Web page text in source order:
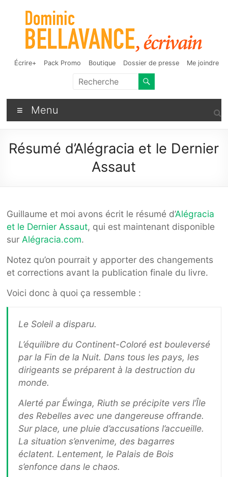
contenu
Dominic Bellavance,
écrivain
Auteur de fantasy, d'humour et d'autres bizarreries
Écrire+ Pack Promo Boutique Dossier de presse Me joindre
Menu
Résumé d’Alégracia et le Dernier
Assaut
Guillaume et moi avons écrit le résumé d’Alégracia
et le Dernier Assaut, qui est maintenant disponible
sur Alégracia.com.
Notez qu’on pourrait y apporter des changements
et corrections avant la publication finale du livre.
Voici donc à quoi ça ressemble :
Le Soleil a disparu.
L’équilibre du Continent-Coloré est bouleversé
par la Fin de la Nuit. Dans tous les pays, les
dirigeants se préparent à la destruction du
monde.
Alerté par Éwinga, Riuth se précipite vers l’Île
des Rebelles avec une dangereuse offrande.
Sur place, une pluie d’accusations l’accueille.
La situation s’envenime, des bagarres
éclatent. Lentement, le Palais de Bois
s’enfonce dans le chaos.